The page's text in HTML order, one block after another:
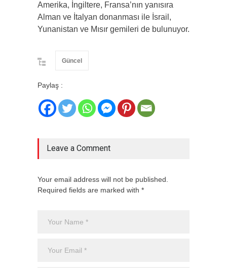
Amerika, İngiltere, Fransa’nın yanısıra
Alman ve İtalyan donanması ile İsrail,
Yunanistan ve Mısır gemileri de bulunuyor.
Güncel
Paylaş :
Leave a Comment
Your email address will not be published.
Required fields are marked with *